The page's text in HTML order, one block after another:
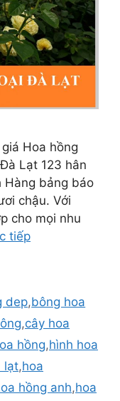
Hoa hồng
Lạt 123 hân
Hàng bảng báo
chậu. Với
cho mọi nhu
tiếp
dep,bông hoa
,cây hoa
hồng,hình hoa
lạt,hoa
hồng anh,hoa